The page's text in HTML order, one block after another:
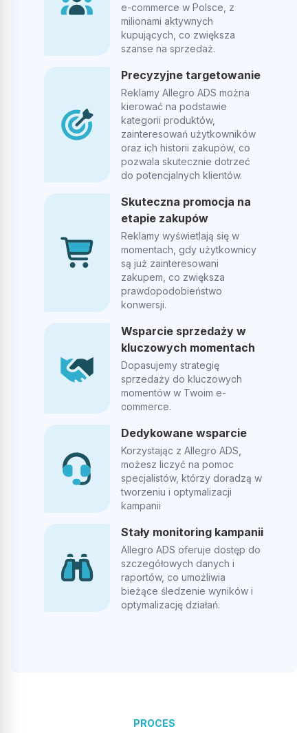
Opublikowano w Google
Polecam firmę w 100% Na każde pytanie szybka rzeczowa
odpowiedź, kontakt łatwy i szybki.
Opublikowano w Google
Aleksander Przetocki
POLECAM W 100% Pełen profesjonalizm Efekty mega
Opublikowano w Google
Współpracuję z Adsymalnie już ponad rok w zakresie Allegro
Ads i zdecydowanie mogę polecić tę agencję. Od początku
widzę realne efekty — kampanie są dobrze prowadzone, a
wyniki sprzedażowe rosną. Bardzo dobry kontakt, szybkie
reakcje na zmiany i konkretne podejście do optymalizacji.
pracy. Polecam każdemu, kto chce wycisnąć z Allegro Ads
Pokaż więcejexpand_more
Opublikowano w Google
Beata Sokołowska
e-commerce w Polsce, z
milionami aktywnych
kupujących, co zwiększa
szanse na sprzedaż.
Precyzyjne targetowanie
Reklamy Allegro ADS można
kierować na podstawie
kategorii produktów,
zainteresowań użytkowników
oraz ich historii zakupów, co
pozwala skutecznie dotrzeć
do potencjalnych klientów.
Skuteczna promocja na
etapie zakupów
Reklamy wyświetlają się w
momentach, gdy użytkownicy
są już zainteresowani
zakupem, co zwiększa
prawdopodobieństwo
konwersji.
Wsparcie sprzedaży w
kluczowych momentach
Dopasujemy strategię
sprzedaży do kluczowych
momentów w Twoim e-
commerce.
Dedykowane wsparcie
Korzystając z Allegro ADS,
możesz liczyć na pomoc
specjalistów, którzy doradzą w
tworzeniu i optymalizacji
kampanii
Stały monitoring kampanii
Allegro ADS oferuje dostęp do
szczegółowych danych i
raportów, co umożliwia
bieżące śledzenie wyników i
optymalizację działań.
PROCES